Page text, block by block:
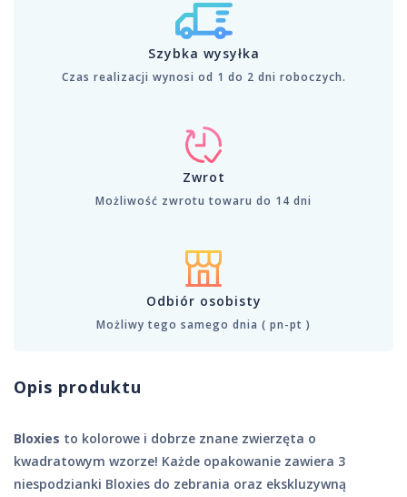
Szybka wysyłka
Czas realizacji wynosi od 1 do 2 dni roboczych.
Zwrot
Możliwość zwrotu towaru do 14 dni
Odbiór osobisty
Możliwy tego samego dnia ( pn-pt )
Opis produktu
Bloxies to kolorowe i dobrze znane zwierzęta o
kwadratowym wzorze! Każde opakowanie zawiera 3
niespodzianki Bloxies do zebrania oraz ekskluzywną